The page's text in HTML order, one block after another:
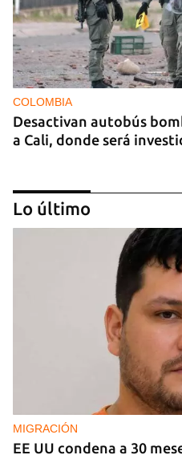
COLOMBIA
Desactivan autobús
a Cali, donde será
La hija de un
EE UU en 2003 está bajo
Lo último
MIGRACIÓN
EE UU condena a 30